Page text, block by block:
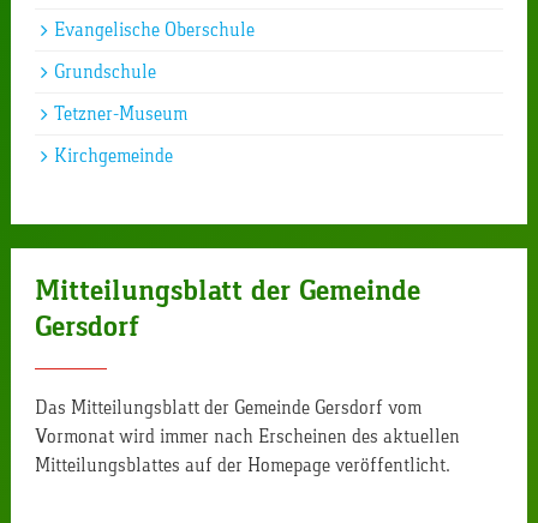
Evangelische Oberschule
Grundschule
Tetzner-Museum
Kirchgemeinde
Mitteilungsblatt der Gemeinde
Gersdorf
Das Mitteilungsblatt der Gemeinde Gersdorf vom
Vormonat wird immer nach Erscheinen des aktuellen
Mitteilungsblattes auf der Homepage veröffentlicht.